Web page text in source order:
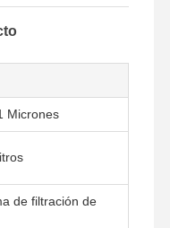
Micrones
de filtración de